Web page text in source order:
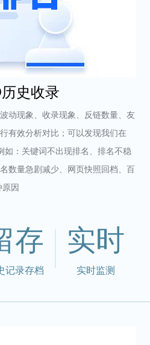
史收录
动现象、收录现象、反链数量、友
有效分析对比；可以发现我们在
如：关键词不出现排名、排名不稳
数量急剧减少、网页快照回档、百
因
存
记录存档
实时
实时监测